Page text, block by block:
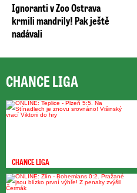
Ignoranti v Zoo Ostrava
krmili mandrily! Pak ještě
nadávali
CHANCE LIGA
CHANCE LIGA